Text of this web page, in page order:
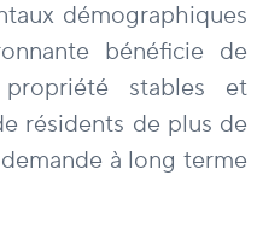
démographiques
bénéficie de
stables et
résidents de plus de
à long terme